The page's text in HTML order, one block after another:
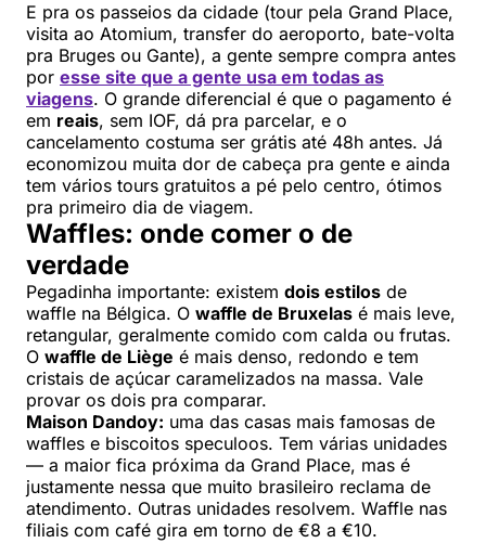
E pra os passeios da cidade (tour pela Grand Place,
visita ao Atomium, transfer do aeroporto, bate-volta
pra Bruges ou Gante), a gente sempre compra antes
por esse site que a gente usa em todas as
viagens. O grande diferencial é que o pagamento é
em reais, sem IOF, dá pra parcelar, e o
cancelamento costuma ser grátis até 48h antes. Já
economizou muita dor de cabeça pra gente e ainda
tem vários tours gratuitos a pé pelo centro, ótimos
pra primeiro dia de viagem.
Waffles: onde comer o de
verdade
Pegadinha importante: existem dois estilos de
waffle na Bélgica. O waffle de Bruxelas é mais leve,
retangular, geralmente comido com calda ou frutas.
O waffle de Liège é mais denso, redondo e tem
cristais de açúcar caramelizados na massa. Vale
provar os dois pra comparar.
Maison Dandoy: uma das casas mais famosas de
waffles e biscoitos speculoos. Tem várias unidades
— a maior fica próxima da Grand Place, mas é
justamente nessa que muito brasileiro reclama de
atendimento. Outras unidades resolvem. Waffle nas
filiais com café gira em torno de €8 a €10.